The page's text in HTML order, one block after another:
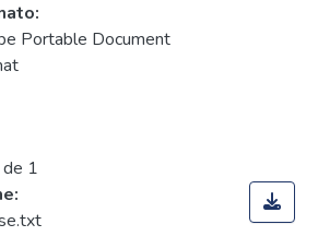
Portable Document
1